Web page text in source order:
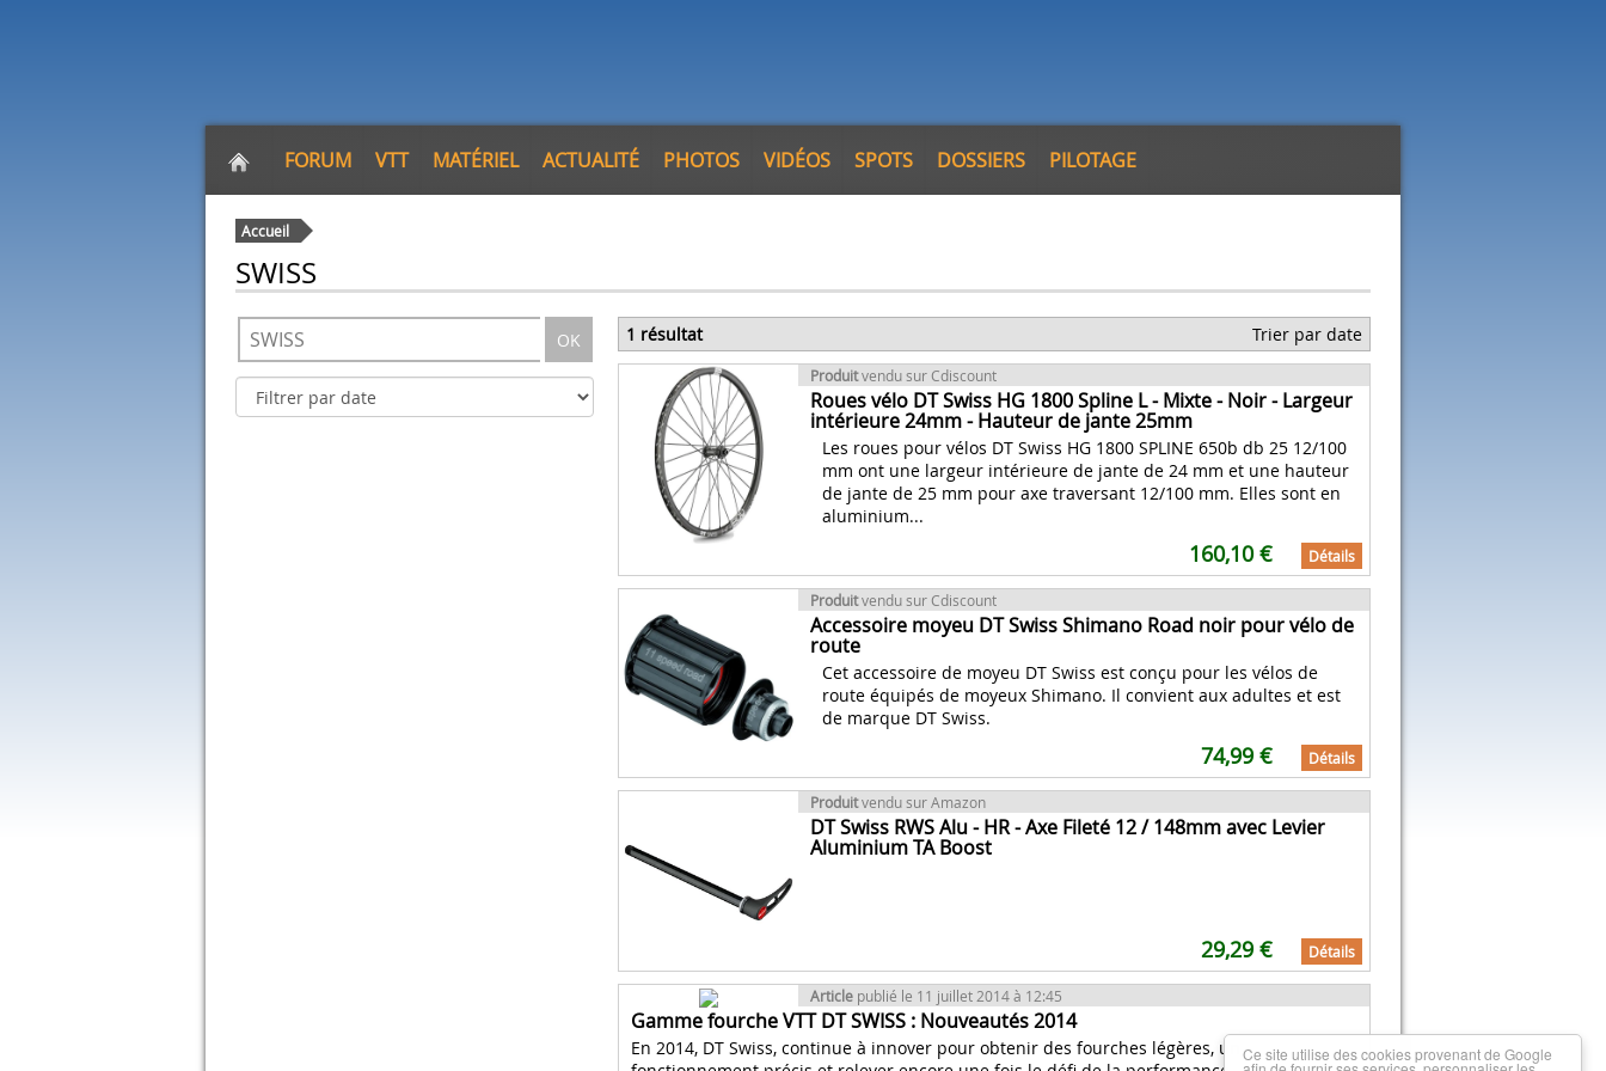
FORUM VTT MATÉRIEL ACTUALITÉ PHOTOS VIDÉOS SPOTS DOSSIERS PILOTAGE
Accueil
SWISS
OK 1 résultat Trier par date
Produitvendu sur Cdiscount
Roues vélo DT Swiss HG 1800 Spline L - Mixte - Noir - Largeur
intérieure 24mm - Hauteur de jante 25mm
Les roues pour vélos DT Swiss HG 1800 SPLINE 650b db 25 12/100
mm ont une largeur intérieure de jante de 24 mm et une hauteur
de jante de 25 mm pour axe traversant 12/100 mm. Elles sont en
aluminium...
160,10 € Détails
Produitvendu sur Cdiscount
Accessoire moyeu DT Swiss Shimano Road noir pour vélo de
route
Cet accessoire de moyeu DT Swiss est conçu pour les vélos de
route équipés de moyeux Shimano. Il convient aux adultes et est
de marque DT Swiss.
74,99 € Détails
Produitvendu sur Amazon
DT Swiss RWS Alu - HR - Axe Fileté 12 / 148mm avec Levier
Aluminium TA Boost
29,29 € Détails
Article publié le 11 juillet 2014 à 12:45
Gamme fourche VTT DT SWISS : Nouveautés 2014
En 2014, DT Swiss, continue à innover pour obtenir des fourches légères, un
Ce site utilise des cookies provenant de Google